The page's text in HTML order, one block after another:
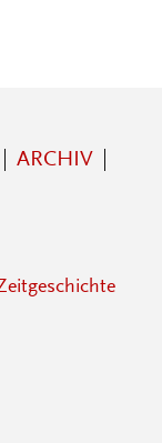
ARCHIV